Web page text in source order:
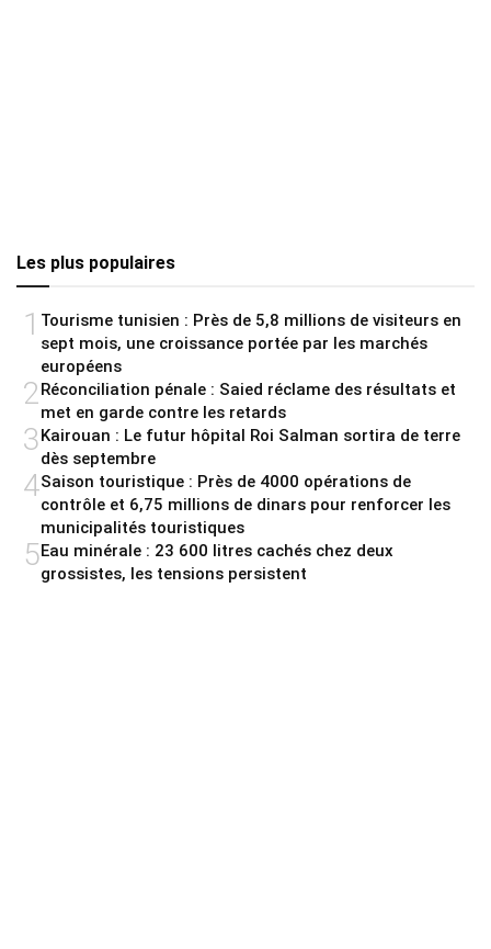
Les plus populaires
1 Tourisme tunisien : Près de 5,8 millions de visiteurs en
sept mois, une croissance portée par les marchés
européens
2 Réconciliation pénale : Saied réclame des résultats et
met en garde contre les retards
3Kairouan : Le futur hôpital Roi Salman sortira de terre
dès septembre
4Saison touristique : Près de 4000 opérations de
contrôle et 6,75 millions de dinars pour renforcer les
municipalités touristiques
5Eau minérale : 23 600 litres cachés chez deux
grossistes, les tensions persistent